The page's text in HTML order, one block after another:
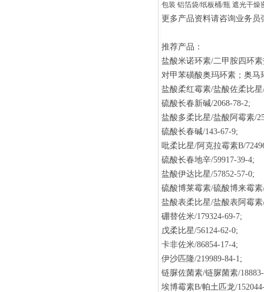
包装 铝箔袋/纸板桶/瓶 遮光干燥
更多产品资料请咨询业务员
推荐产品：
盐酸米诺环素/二甲胺四环素
对甲苯磺酸奥玛环素；奥马
盐酸柔红霉素/盐酸佐柔比星
硫酸长春新碱/2068-78-2;
盐酸多柔比星/盐酸阿霉素/
硫酸长春碱/143-67-9;
吡柔比星/阿克拉霉素B/
硫酸长春地辛/59917-39-4;
盐酸伊达比星/57852-57-0;
硫酸博莱霉素/硫酸博来霉素
盐酸表柔比星/盐酸表阿霉素
硼替佐米/179324-69-7;
戊柔比星/56124-62-0;
卡非佐米/86854-17-4;
伊沙匹隆/219989-84-1;
链脲佐菌素/链脲菌素/
埃博霉素B/帕土匹龙/